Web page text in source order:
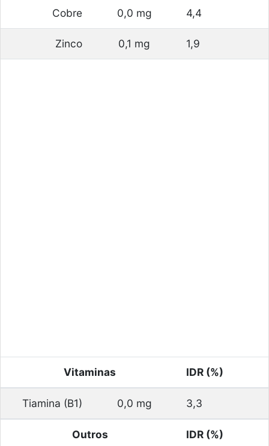
Cobre 0,0 mg 4,4
Zinco 0,1 mg 1,9
Vitaminas IDR (%)
Tiamina (B1) 0,0 mg 3,3
Outros IDR (%)